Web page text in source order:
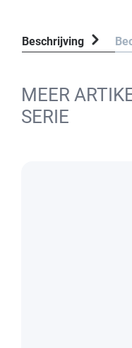
Beschrijving
MEER
SERIE